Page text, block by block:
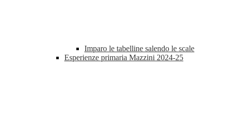
Imparo le tabelline salendo le scale
Esperienze primaria Mazzini 2024-25